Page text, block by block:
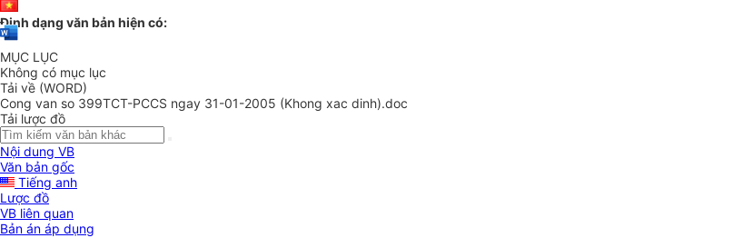
Định dạng văn bản hiện có:
MỤC LỤC
Không có mục lục
Tải về (WORD)
Cong van so 399TCT-PCCS ngay 31-01-2005 (Khong xac dinh).doc
Tải lược đồ
Nội dung VB
Văn bản gốc
Tiếng anh
Lược đồ
VB liên quan
Bản án áp dụng